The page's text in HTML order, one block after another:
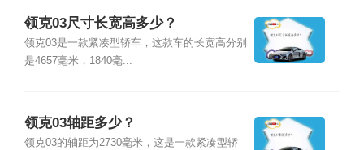
领克03尺寸长宽高多少？
领克03是一款紧凑型轿车，这款车的长宽高分别
是4657毫米，1840毫...
领克03轴距多少？
领克03的轴距为2730毫米，这是一款紧凑型轿